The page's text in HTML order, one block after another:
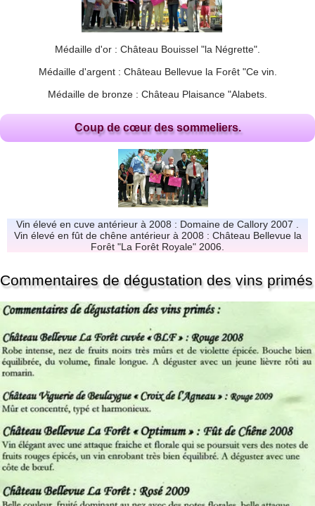
Médaille d'or : Château Bouissel "la Négrette".
Médaille d'argent : Château Bellevue la Forêt "Ce vin.
Médaille de bronze : Château Plaisance "Alabets.
Coup de cœur des sommeliers.
Vin élevé en cuve antérieur à 2008 : Domaine de Callory 2007 .
Vin élevé en fût de chêne antérieur à 2008 : Château Bellevue la
Forêt "La Forêt Royale" 2006.
Commentaires de dégustation des vins primés